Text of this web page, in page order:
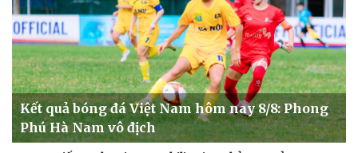
Kết quả bóng đá Việt Nam hôm nay 8/8: Phong
Phú Hà Nam vô địch